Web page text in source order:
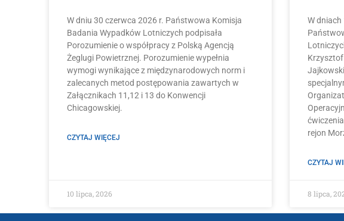
W dniu 30 czerwca 2026 r. Państwowa Komisja
Badania Wypadków Lotniczych podpisała
Porozumienie o współpracy z Polską Agencją
Żeglugi Powietrznej. Porozumienie wypełnia
wymogi wynikające z międzynarodowych norm i
zalecanych metod postępowania zawartych w
Załącznikach 11,12 i 13 do Konwencji
Chicagowskiej.
CZYTAJ WIĘCEJ
10 lipca, 2026
W
Krzysztof
rejon
CZYTAJ
8 lipca,